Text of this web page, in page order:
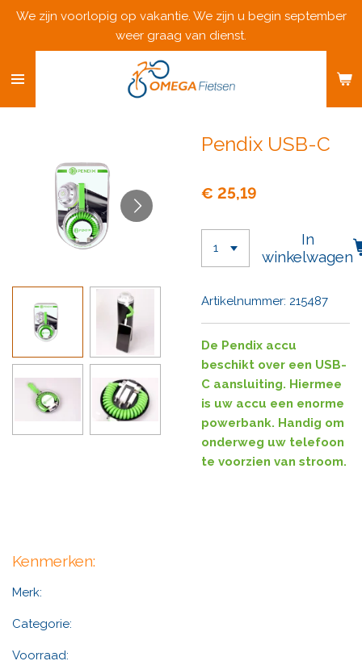
Ga
de
We zijn voorlopig op vakantie. We zijn u begin september
weer graag van dienst.
Pendix USB-C
€ 25,19
In
winkelwagen
Artikelnummer: 215487
De Pendix accu
beschikt over een USB-
C aansluiting. Hiermee
is uw accu een enorme
powerbank. Handig om
onderweg uw telefoon
te voorzien van stroom.
Kenmerken:
Merk:
Categorie:
Voorraad: